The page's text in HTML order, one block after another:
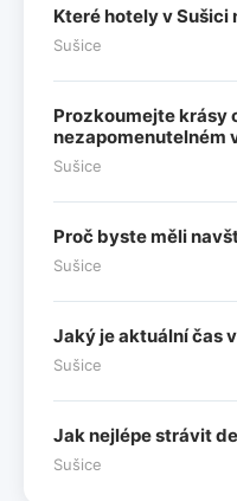
Které hotely v
Sušice
Prozkoumejte krásy
nezapomenutelném
Sušice
Proč byste měli
Sušice
Jaký je aktuální čas
Sušice
Jak nejlépe strávit
Sušice